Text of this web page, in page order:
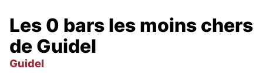
Les 0 bars les moins chers
de Guidel
Guidel